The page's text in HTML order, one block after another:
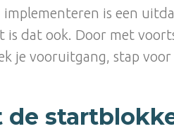
is een
is dat ook. Door met
je vooruitgang, stap voor
de